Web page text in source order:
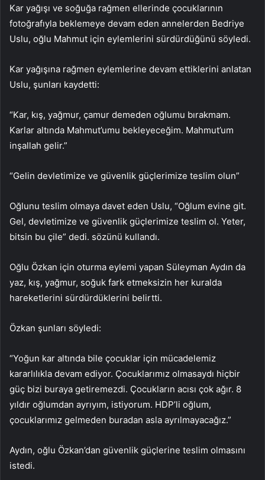
Kar yağışı ve soğuğa rağmen ellerinde çocuklarının
fotoğrafıyla beklemeye devam eden annelerden Bedriye
Uslu, oğlu Mahmut için eylemlerini sürdürdüğünü söyledi.
Kar yağışına rağmen eylemlerine devam ettiklerini anlatan
Uslu, şunları kaydetti:
“Kar, kış, yağmur, çamur demeden oğlumu bırakmam.
Karlar altında Mahmut’umu bekleyeceğim. Mahmut’um
inşallah gelir.”
“Gelin devletimize ve güvenlik güçlerimize teslim olun”
Oğlunu teslim olmaya davet eden Uslu, “Oğlum evine git.
Gel, devletimize ve güvenlik güçlerimize teslim ol. Yeter,
bitsin bu çile” dedi. sözünü kullandı.
Oğlu Özkan için oturma eylemi yapan Süleyman Aydın da
yaz, kış, yağmur, soğuk fark etmeksizin her kuralda
hareketlerini sürdürdüklerini belirtti.
Özkan şunları söyledi:
“Yoğun kar altında bile çocuklar için mücadelemiz
kararlılıkla devam ediyor. Çocuklarımız olmasaydı hiçbir
güç bizi buraya getiremezdi. Çocukların acısı çok ağır. 8
yıldır oğlumdan ayrıyım, istiyorum. HDP’li oğlum,
çocuklarımız gelmeden buradan asla ayrılmayacağız.”
Aydın, oğlu Özkan’dan güvenlik güçlerine teslim olmasını
istedi.